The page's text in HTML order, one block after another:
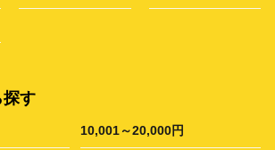
探す
10,001～20,000円